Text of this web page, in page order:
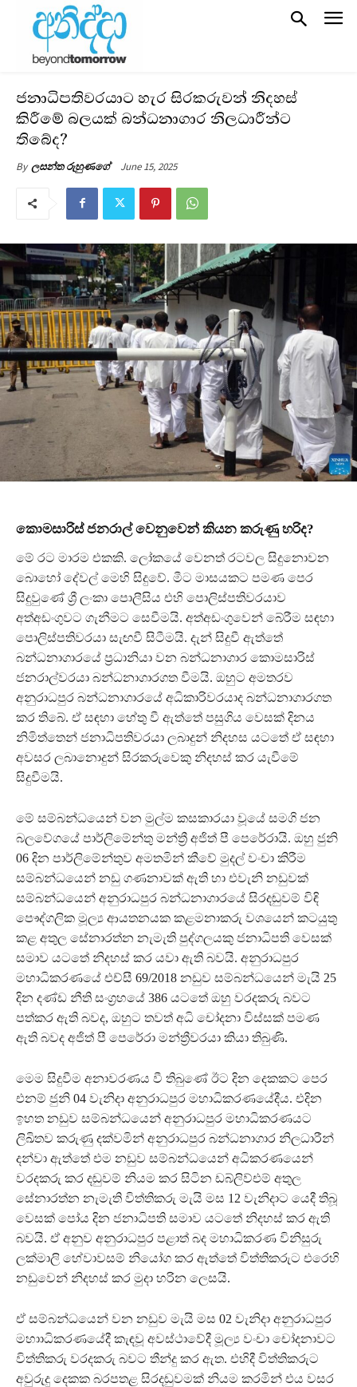
ජනාධිපතිවරයාට හැර සිරකරුවන් නිදහස්
කිරීමේ බලයක් බන්ධනාගාර නිලධාරීන්ට
තිබේද?
By ලසන්ත රුහුණගේ June 15, 2025
කොමසාරිස් ජනරාල් වෙනුවෙන් කියන කරුණු හරිද?
මේ රට මාරම එකකි. ලෝකයේ වෙනත් රටවල සිදුනොවන
බොහෝ දේවල් මෙහි සිදුවේ. මීට මාසයකට පමණ පෙර
සිදුවුණේ ශ්‍රී ලංකා පොලීසිය එහි පොලිස්පතිවරයාව
අත්අඩංගුවට ගැනීමට සෙවීමයි. අත්අඩංගුවෙන් බේරීම සඳහා
පොලිස්පතිවරයා සැඟවී සිටීමයි. දැන් සිදුවී ඇත්තේ
බන්ධනාගාරයේ ප්‍රධානියා වන බන්ධනාගාර කොමසාරිස්
ජනරාල්වරයා බන්ධනාගාරගත වීමයි. ඔහුට අමතරව
අනුරාධපුර බන්ධනාගාරයේ අධිකාරිවරයාද බන්ධනාගාරගත
කර තිබේ. ඒ සඳහා හේතු වී ඇත්තේ පසුගිය වෙසක් දිනය
නිමිත්තෙන් ජනාධිපතිවරයා ලබාදුන් නිදහස යටතේ ඒ සඳහා
අවසර ලබානොදුන් සිරකරුවෙකු නිදහස් කර යැවීමේ
සිදුවීමයි.
මේ සම්බන්ධයෙන් වන මුල්ම කසකාරයා වූයේ සමගි ජන
බලවේගයේ පාර්ලිමේන්තු මන්ත්‍රී අජිත් පී පෙරේරායි. ඔහු ජුනි
06 දින පාර්ලිමේන්තුව අමතමින් කීවේ මුදල් වංචා කිරීම
සම්බන්ධයෙන් නඩු ගණනාවක් ඇති හා එවැනි නඩුවක්
සම්බන්ධයෙන් අනුරාධපුර බන්ධනාගාරයේ සිරදඬුවම් විඳි
පෞද්ගලික මූල්‍ය ආයතනයක කළමනාකරු වශයෙන් කටයුතු
කළ අතුල සේනාරත්න නැමැති පුද්ගලයකු ජනාධිපති වෙසක්
සමාව යටතේ නිදහස් කර යවා ඇති බවයි. අනුරාධපුර
මහාධිකරණයේ එච්සී 69/2018 නඩුව සම්බන්ධයෙන් මැයි 25
දින දණ්ඩ නීති සංග්‍රහයේ 386 යටතේ ඔහු වරදකරු බවට
පත්කර ඇති බවද, ඔහුට තවත් අධි චෝදනා විස්සක් පමණ
ඇති බවද අජිත් පී පෙරේරා මන්ත්‍රීවරයා කියා තිබුණි.
මෙම සිදුවීම අනාවරණය වී තිබුණේ ඊට දින දෙකකට පෙර
එනම් ජුනි 04 වැනිදා අනුරාධපුර මහාධිකරණයේදීය. එදින
ඉහත නඩුව සම්බන්ධයෙන් අනුරාධපුර මහාධිකරණයට
ලිඛිතව කරුණු දක්වමින් අනුරාධපුර බන්ධනාගාර නිලධාරීන්
දන්වා ඇත්තේ එම නඩුව සම්බන්ධයෙන් අධිකරණයෙන්
වරදකරු කර දඬුවම් නියම කර සිටින ඩබ්ලිව්එම් අතුල
සේනාරත්න නැමැති විත්තිකරු මැයි මස 12 වැනිදාට යෙදී තිබූ
වෙසක් පෝය දින ජනාධිපති සමාව යටතේ නිදහස් කර ඇති
බවයි. ඒ අනුව අනුරාධපුර පළාත් බද මහාධිකරණ විනිසුරු
ලක්මාලි හේවාවසම් නියෝග කර ඇත්තේ විත්තිකරුට එරෙහි
නඩුවෙන් නිදහස් කර මුදා හරින ලෙසයි.
ඒ සම්බන්ධයෙන් වන නඩුව මැයි මස 02 වැනිදා අනුරාධපුර
මහාාධිකරණයේදී කැඳවූ අවස්ථාවේදී මූල්‍ය වංචා චෝදනාවට
විත්තිකරු වරදකරු බවට තීන්දු කර ඇත. එහිදී විත්තිකරුට
අවුරුදු දෙකක බරපතළ සිරදඬුවමක් නියම කරමින් එය වසර